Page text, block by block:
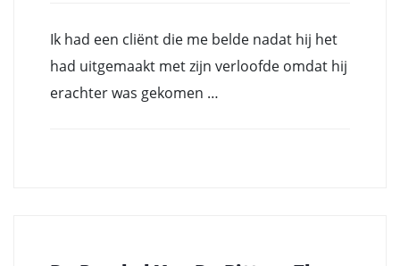
Ik had een cliënt die me belde nadat hij het
had uitgemaakt met zijn verloofde omdat hij
erachter was gekomen …